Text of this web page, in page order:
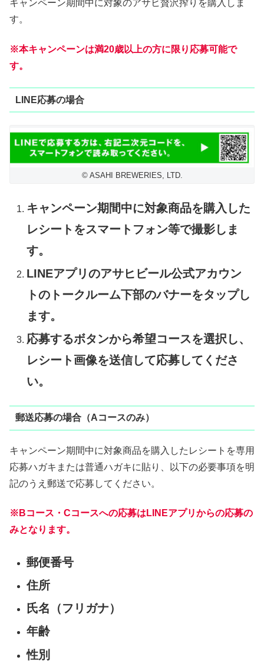
キャンペーン期間中に対象のアサヒ贅沢搾りを購入しま
す。
※本キャンペーンは満20歳以上の方に限り応募可能で
す。
LINE応募の場合
© ASAHI BREWERIES, LTD.
キャンペーン期間中に対象商品を購入した
レシートをスマートフォン等で撮影しま
す。
LINEアプリのアサヒビール公式アカウン
トのトークルーム下部のバナーをタップし
ます。
応募するボタンから希望コースを選択し、
レシート画像を送信して応募してくださ
い。
郵送応募の場合（Aコースのみ）
キャンペーン期間中に対象商品を購入したレシートを専用
応募ハガキまたは普通ハガキに貼り、以下の必要事項を明
記のうえ郵送で応募してください。
※Bコース・Cコースへの応募はLINEアプリからの応募の
みとなります。
郵便番号
住所
氏名（フリガナ）
年齢
性別